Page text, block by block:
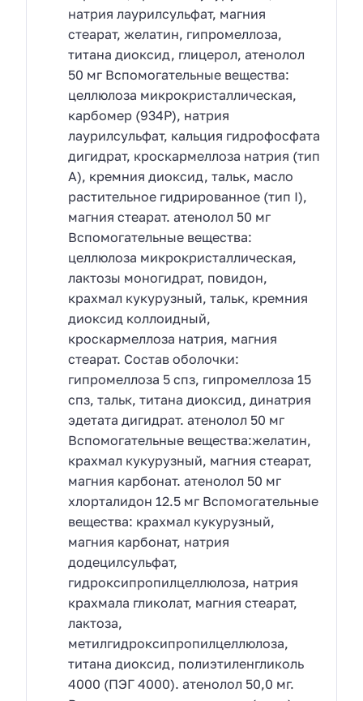
натрия лаурилсульфат, магния
стеарат, желатин, гипромеллоза,
титана диоксид, глицерол, атенолол
50 мг Вспомогательные вещества:
целлюлоза микрокристаллическая,
карбомер (934Р), натрия
лаурилсульфат, кальция гидрофосфата
дигидрат, кроскармеллоза натрия (тип
А), кремния диоксид, тальк, масло
растительное гидрированное (тип I),
магния стеарат. атенолол 50 мг
Вспомогательные вещества:
целлюлоза микрокристаллическая,
лактозы моногидрат, повидон,
крахмал кукурузный, тальк, кремния
диоксид коллоидный,
кроскармеллоза натрия, магния
стеарат. Состав оболочки:
гипромеллоза 5 спз, гипромеллоза 15
спз, тальк, титана диоксид, динатрия
эдетата дигидрат. атенолол 50 мг
Вспомогательные вещества:желатин,
крахмал кукурузный, магния стеарат,
магния карбонат. атенолол 50 мг
хлорталидон 12.5 мг Вспомогательные
вещества: крахмал кукурузный,
магния карбонат, натрия
додецилсульфат,
гидроксипропилцеллюлоза, натрия
крахмала гликолат, магния стеарат,
лактоза,
метилгидроксипропилцеллюлоза,
титана диоксид, полиэтиленгликоль
4000 (ПЭГ 4000). атенолол 50,0 мг.